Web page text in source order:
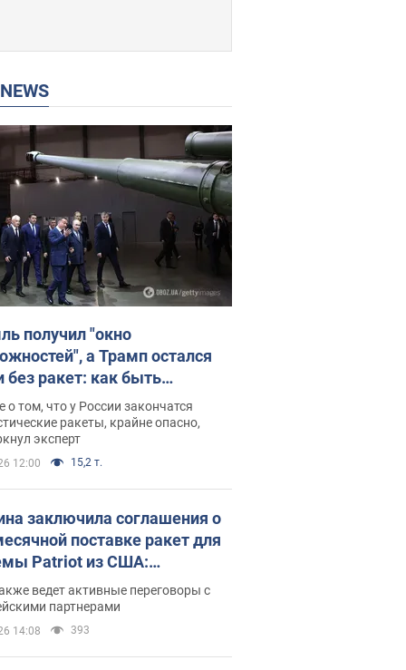
NEWS
получил "окно
а Трамп остался
без ракет: как быть
Интервью с Мельником
о том, что у России закончатся
ракеты, крайне опасно,
эксперт
12:00 15,2 т.
заключила соглашения о
поставке ракет для
Patriot из США:
раскрыл подробности
ведет активные переговоры с
партнерами
14:08 393